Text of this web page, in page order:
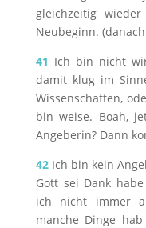
gleichzeitig
Neubeginn.
41 Ich bin nicht
damit klug im
Wissenschaften,
bin weise. Boah,
Angeberin? Dann
42Ich bin kein
Gott sei Dank
ich nicht immer
manche Dinge